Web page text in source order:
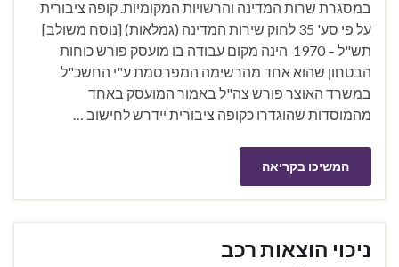
במסגרת שרות המדינה והרשויות המקומיות. קופה ציבורית
על פי סע' 35 לחוק שירות המדינה (גמלאות) [נוסח משולב]
תש"ל – 1970 הינה מקום עבודה בו מועסק פורש כוחות
הבטחון שהוא אחד מהרשימה המפרסמת ע"י החשכ"ל
במשרד האוצר פורש צה"ל באמור המועסק באחד
מהמוסדות שהוגדרו כקופה ציבורית יידרש לחישוב …
המשיכו בקריאה
ניכוי הוצאות רכב